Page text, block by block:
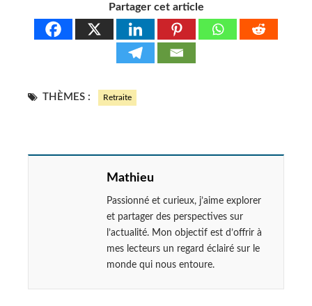
Partager cet article
THÈMES : Retraite
Mathieu
Passionné et curieux, j’aime explorer
et partager des perspectives sur
l’actualité. Mon objectif est d’offrir à
mes lecteurs un regard éclairé sur le
monde qui nous entoure.